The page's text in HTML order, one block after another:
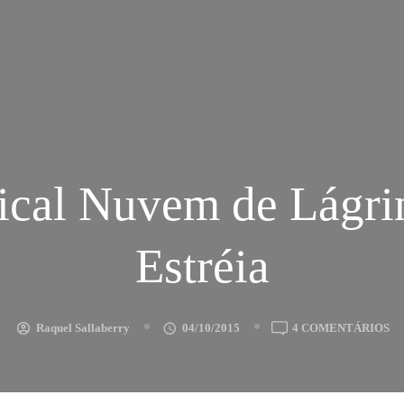
Nuvem de
Estréia
Raquel Sallaberry 04/10/2015 4 COMENTÁRIOSEM
DE